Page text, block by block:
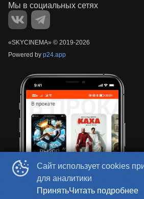
Сайт использует cookies
для аналитики
ПринятьЧитать подробнее
«‎SKYCINEMA» © 2019-2026
Powered by p24.app